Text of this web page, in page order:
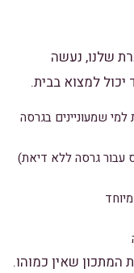
שלנו, נעשה
למצוא בבית.
שמעוניינים בגרסה
המתכון שאין כמוהו.